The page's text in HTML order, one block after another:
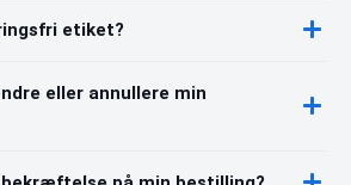
etiket?
eller annullere min